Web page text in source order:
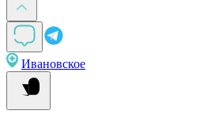
Ивановское